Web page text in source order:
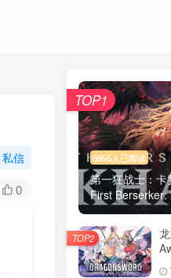
私信
0
5955人已阅读
第一狂战士：
First
TOP1
TOP2